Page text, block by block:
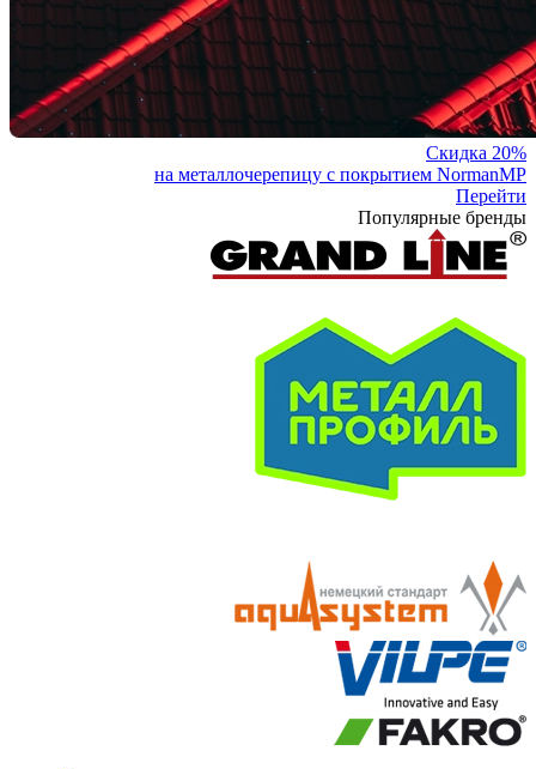
Скидка 20%
на металлочерепицу с покрытием NormanMP
Перейти
Популярные бренды